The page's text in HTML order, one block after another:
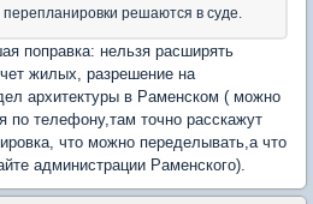
решаются в суде.
поправка: нельзя расширять
жилых, разрешение на
архитектуры в Раменском ( можно
по телефону,там точно расскажут
что можно переделывать,а что
администрации Раменского).